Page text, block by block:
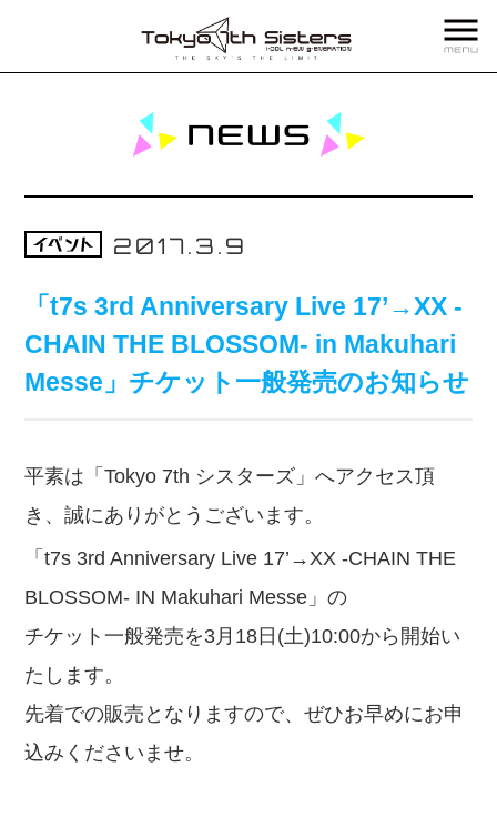
2017.3.9
「t7s 3rd Anniversary Live 17’→XX -
CHAIN THE BLOSSOM- in Makuhari
Messe」チケット一般発売のお知らせ
平素は「Tokyo 7th シスターズ」へアクセス頂
き、誠にありがとうございます。
「t7s 3rd Anniversary Live 17’→XX -CHAIN THE
BLOSSOM- IN Makuhari Messe」の
チケット一般発売を3月18日(土)10:00から開始い
たします。
先着での販売となりますので、ぜひお早めにお申
込みくださいませ。